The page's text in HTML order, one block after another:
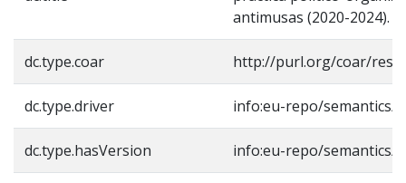
antimusas (2020-2024).
dc.type.coar http://purl.org/coar/
dc.type.driver info:eu-repo/semantics/
dc.type.hasVersion info:eu-repo/semantics/